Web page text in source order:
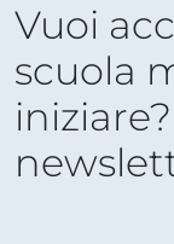
Vuoi
scuola